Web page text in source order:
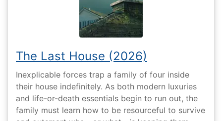
The Last House (2026)
Inexplicable forces trap a family of four inside
their house indefinitely. As both modern luxuries
and life-or-death essentials begin to run out, the
family must learn how to be resourceful to survive